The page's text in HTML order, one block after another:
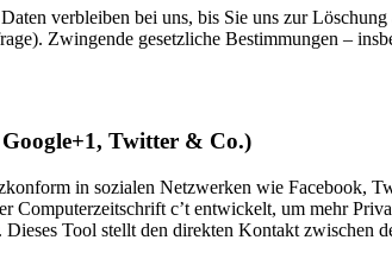
verbleiben bei uns, bis Sie uns zur
Zwingende gesetzliche Bestimmungen –
Twitter & Co.)
in sozialen Netzwerken wie Facebook,
Computerzeitschrift c’t entwickelt, um mehr
Dieses Tool stellt den direkten Kontakt zwischen